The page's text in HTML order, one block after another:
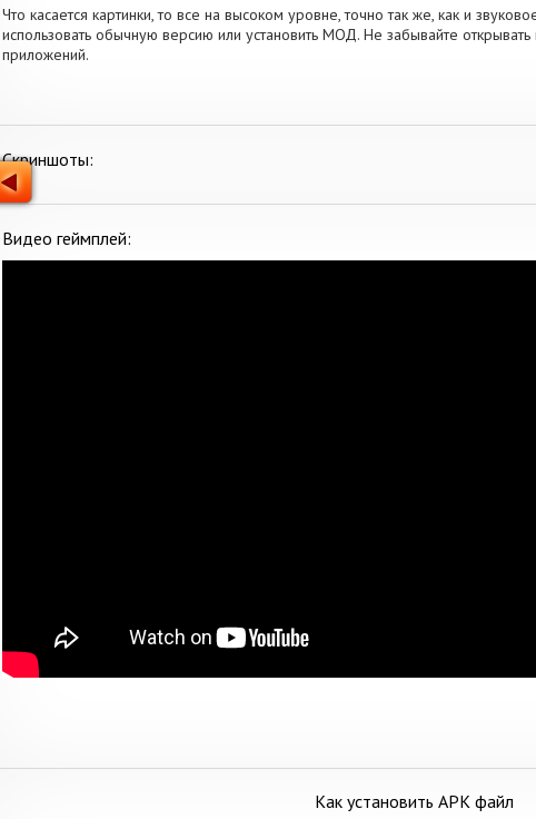
Что касается картинки, то все на высоком уровне, точно так же, как и
использовать обычную версию или установить МОД. Не забывайте
приложений.
Скриншоты:
Видео геймплей:
Как установить APK файл